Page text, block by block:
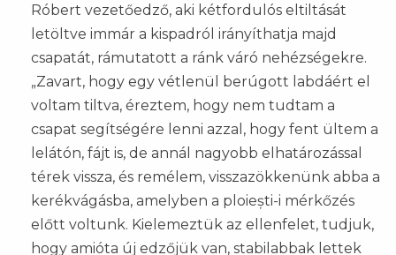
Róbert vezetőedző, aki kétfordulós eltiltását
letöltve immár a kispadról irányíthatja majd
csapatát, rámutatott a ránk váró nehézségekre.
„Zavart, hogy egy vétlenül berúgott labdáért el
voltam tiltva, éreztem, hogy nem tudtam a
csapat segítségére lenni azzal, hogy fent ültem a
lelátón, fájt is, de annál nagyobb elhatározással
térek vissza, és remélem, visszazökkenünk abba a
kerékvágásba, amelyben a ploiești-i mérkőzés
előtt voltunk. Kielemeztük az ellenfelet, tudjuk,
hogy amióta új edzőjük van, stabilabbak lettek